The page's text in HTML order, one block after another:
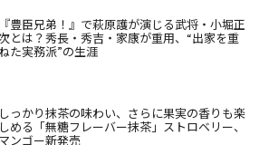
『豊臣兄弟！』で萩原護が演じる武将・小堀正
とは？秀長・秀吉・家康が重用、“出家を重
た実務派”の生涯
しっかり抹茶の味わい、さらに果実の香りも楽
しめる「無糖フレーバー抹茶」ストロベリー、
マンゴー新発売